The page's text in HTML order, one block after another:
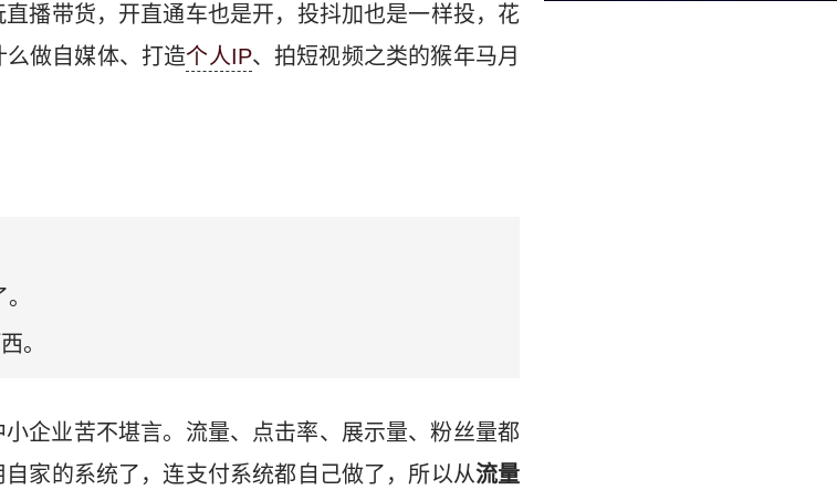
播带货，开直通车也是开，投抖加也是一样投，花
做自媒体、打造个人IP、拍短视频之类的猴年马月
。
企业苦不堪言。流量、点击率、展示量、粉丝量都
家的系统了，连支付系统都自己做了，所以从流量